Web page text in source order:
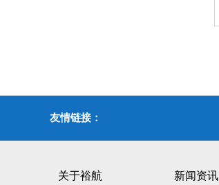
友情链接：
关于裕航 新闻资讯